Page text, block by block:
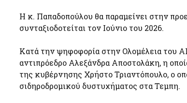
Η κ. Παπαδοπούλου θα παραμείνει στην
συνταξιοδοτείται τον Ιούνιο του 2026.
Κατά την ψηφοφορία στην Ολομέλεια του
αντιπρόεδρο Αλεξάνδρα Αποστολάκη, η
της κυβέρνησης Χρήστο Τριαντόπουλο, ο
σιδηροδρομικού δυστυχήματος στα Τεμπη.